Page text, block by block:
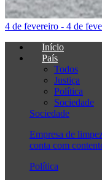
4 de fevereiro - 4 de
Início
País
Todos
Justiça
Política
Sociedade
Sociedade
Empresa de
conta com
Política